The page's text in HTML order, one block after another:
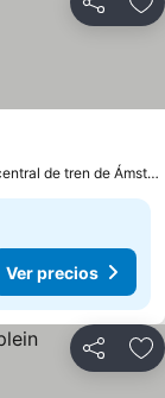
Compartir
a 0.8 km de: Estación central de tren de Ámsterdam
Ver precios
Compartir